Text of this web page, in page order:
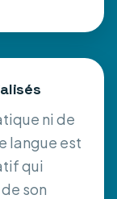
ni de
langue est
qui
son